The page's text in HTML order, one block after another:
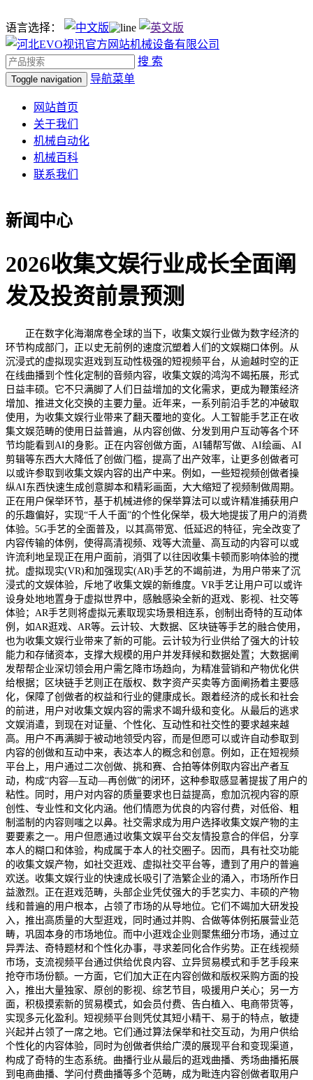
语言选择：
搜 索
Toggle navigation 导航菜单
网站首页
关于我们
机械自动化
机械百科
联系我们
新闻中心
2026收集文娱行业成长全面阐
发及投资前景预测
正在数字化海潮席卷全球的当下，收集文娱行业做为数字经济的
环节构成部门，正以史无前例的速度沉塑着人们的文娱糊口体例。从
沉浸式的虚拟现实逛戏到互动性极强的短视频平台，从逾越时空的正
在线曲播到个性化定制的音频内容，收集文娱的鸿沟不竭拓展，形式
日益丰硕。它不只满脚了人们日益增加的文化需求，更成为鞭策经济
增加、推进文化交换的主要力量。近年来，一系列前沿手艺的冲破取
使用，为收集文娱行业带来了翻天覆地的变化。人工智能手艺正在收
集文娱范畴的使用日益普遍，从内容创做、分发到用户互动等各个环
节均能看到AI的身影。正在内容创做方面，AI辅帮写做、AI绘画、AI
剪辑等东西大大降低了创做门槛，提高了出产效率，让更多创做者可
以或许参取到收集文娱内容的出产中来。例如，一些短视频创做者操
纵AI东西快速生成创意脚本和精彩画面，大大缩短了视频制做周期。
正在用户保举环节，基于机械进修的保举算法可以或许精准捕获用户
的乐趣偏好，实现“千人千面”的个性化保举，极大地提拔了用户的消费
体验。5G手艺的全面普及，以其高带宽、低延迟的特征，完全改变了
内容传输的体例，使得高清视频、戏等大流量、高互动的内容可以或
许流利地呈现正在用户面前，消弭了以往因收集卡顿而影响体验的搅
扰。虚拟现实(VR)和加强现实(AR)手艺的不竭前进，为用户带来了沉
浸式的文娱体验，斥地了收集文娱的新维度。VR手艺让用户可以或许
设身处地地置身于虚拟世界中，感触感染全新的逛戏、影视、社交等
体验；AR手艺则将虚拟元素取现实场景相连系，创制出奇特的互动体
例，如AR逛戏、AR等。云计较、大数据、区块链等手艺的融合使用，
也为收集文娱行业带来了新的可能。云计较为行业供给了强大的计较
能力和存储资本，支撑大规模的用户并发拜候和数据处置；大数据阐
发帮帮企业深切领会用户需乞降市场趋向，为精准营销和产物优化供
给根据；区块链手艺则正在版权、数字资产买卖等方面阐扬着主要感
化，保障了创做者的权益和行业的健康成长。跟着经济的成长和社会
的前进，用户对收集文娱内容的需求不竭升级和变化。从最后的逃求
文娱消遣，到现在对证量、个性化、互动性和社交性的要求越来越
高。用户不再满脚于被动地领受内容，而是但愿可以或许自动参取到
内容的创做和互动中来，表达本人的概念和创意。例如，正在短视频
平台上，用户通过二次创做、挑和赛、合拍等体例取内容出产者互
动，构成“内容—互动—再创做”的闭环，这种参取感显著提拔了用户的
粘性。同时，用户对内容的质量要求也日益提高，愈加沉视内容的原
创性、专业性和文化内涵。他们情愿为优良的内容付费，对低俗、粗
制滥制的内容则嗤之以鼻。社交需求成为用户选择收集文娱产物的主
要要素之一。用户但愿通过收集文娱平台交友情投意合的伴侣，分享
本人的糊口和体验，构成属于本人的社交圈子。因而，具有社交功能
的收集文娱产物，如社交逛戏、虚拟社交平台等，遭到了用户的普遍
欢送。收集文娱行业的快速成长吸引了浩繁企业的涌入，市场所作日
益激烈。正在逛戏范畴，头部企业凭仗强大的手艺实力、丰硕的产物
线和普遍的用户根本，占领了市场的从导地位。它们不竭加大研发投
入，推出高质量的大型逛戏，同时通过并购、合做等体例拓展营业范
畴，巩固本身的市场地位。而中小逛戏企业则聚焦细分市场，通过立
异弄法、奇特题材和个性化办事，寻求差同化合作劣势。正在线视频
市场，支流视频平台通过供给优良内容、立异贸易模式和手艺手段来
抢夺市场份额。一方面，它们加大正在内容创做和版权采购方面的投
入，推出大量独家、原创的影视、综艺节目，吸援用户关心；另一方
面，积极摸索新的贸易模式，如会员付费、告白植入、电商带货等，
实现多元化盈利。短视频平台则凭仗其短小精干、易于的特点，敏捷
兴起并占领了一席之地。它们通过算法保举和社交互动，为用户供给
个性化的内容体验，同时为创做者供给广漠的展现平台和变现渠道，
构成了奇特的生态系统。曲播行业从最后的逛戏曲播、秀场曲播拓展
到电商曲播、学问付费曲播等多个范畴，成为毗连内容创做者取用户